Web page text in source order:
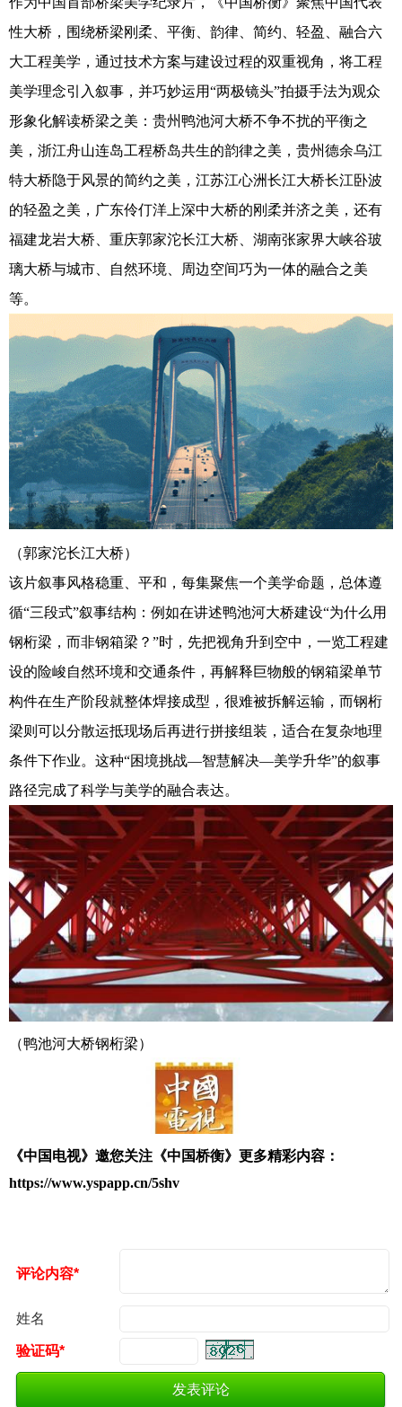
性大桥，围绕桥梁刚柔、平衡、韵律、简约、轻盈、融合六
大工程美学，通过技术方案与建设过程的双重视⻆，将⼯程
美学理念引⼊叙事，并巧妙运⽤“两极镜头”拍摄手法为观众
形象化解读桥梁之美：贵州鸭池河大桥不争不扰的平衡之
美，浙江舟山连岛工程桥岛共生的韵律之美，贵州德余乌江
特大桥隐于风景的简约之美，江苏江心洲长江大桥长江卧波
的轻盈之美，广东伶仃洋上深中大桥的刚柔并济之美，还有
福建龙岩大桥、重庆郭家沱长江大桥、湖南张家界大峡谷玻
璃大桥与城市、自然环境、周边空间巧为一体的融合之美
等。
（郭家沱长江大桥）
该片叙事风格稳重、平和，每集聚焦一个美学命题，总体遵
循“三段式”叙事结构：例如在讲述鸭池河大桥建设“为什么用
钢桁梁，而非钢箱梁？”时，先把视角升到空中，一览工程建
设的险峻自然环境和交通条件，再解释巨物般的钢箱梁单节
构件在生产阶段就整体焊接成型，很难被拆解运输，而钢桁
梁则可以分散运抵现场后再进行拼接组装，适合在复杂地理
条件下作业。这种“困境挑战—智慧解决—美学升华”的叙事
路径完成了科学与美学的融合表达。
（鸭池河大桥钢桁梁）
《中国电视》邀您关注 《中国桥衡》更多精彩内容：
https://www.yspapp.cn/5shv
评论内容*
姓名
验证码*